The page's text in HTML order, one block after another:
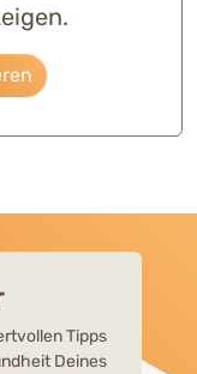
Tipps
Deines